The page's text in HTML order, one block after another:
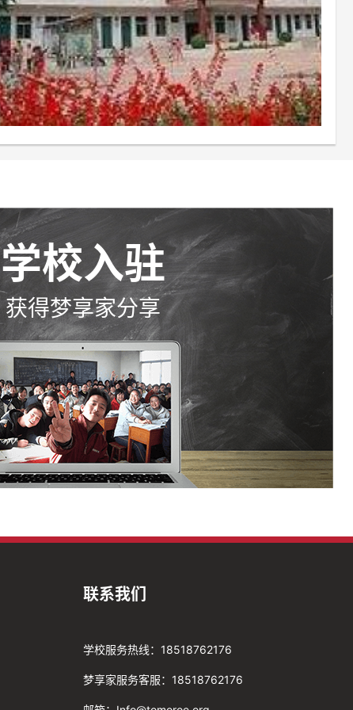
学校入驻
获得梦享家分享
联系我们
学校服务热线：18518762176
梦享家服务客服：18518762176